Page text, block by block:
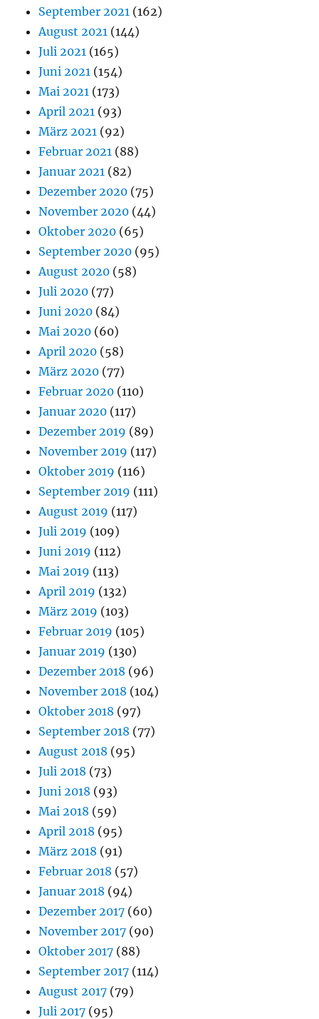
September 2021 (162)
August 2021 (144)
Juli 2021 (165)
Juni 2021 (154)
Mai 2021 (173)
April 2021 (93)
März 2021 (92)
Februar 2021 (88)
Januar 2021 (82)
Dezember 2020 (75)
November 2020 (44)
Oktober 2020 (65)
September 2020 (95)
August 2020 (58)
Juli 2020 (77)
Juni 2020 (84)
Mai 2020 (60)
April 2020 (58)
März 2020 (77)
Februar 2020 (110)
Januar 2020 (117)
Dezember 2019 (89)
November 2019 (117)
Oktober 2019 (116)
September 2019 (111)
August 2019 (117)
Juli 2019 (109)
Juni 2019 (112)
Mai 2019 (113)
April 2019 (132)
März 2019 (103)
Februar 2019 (105)
Januar 2019 (130)
Dezember 2018 (96)
November 2018 (104)
Oktober 2018 (97)
September 2018 (77)
August 2018 (95)
Juli 2018 (73)
Juni 2018 (93)
Mai 2018 (59)
April 2018 (95)
März 2018 (91)
Februar 2018 (57)
Januar 2018 (94)
Dezember 2017 (60)
November 2017 (90)
Oktober 2017 (88)
September 2017 (114)
August 2017 (79)
Juli 2017 (95)